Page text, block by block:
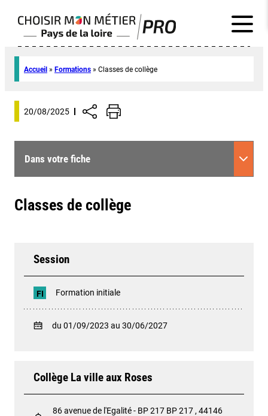
Accueil » Formations » Classes de collège
20/08/2025
Dans votre fiche
Classes de collège
Session
FI Formation initiale
du 01/09/2023 au 30/06/2027
Collège La ville aux Roses
86 avenue de l'Egalité - BP 217 BP 217 , 44146